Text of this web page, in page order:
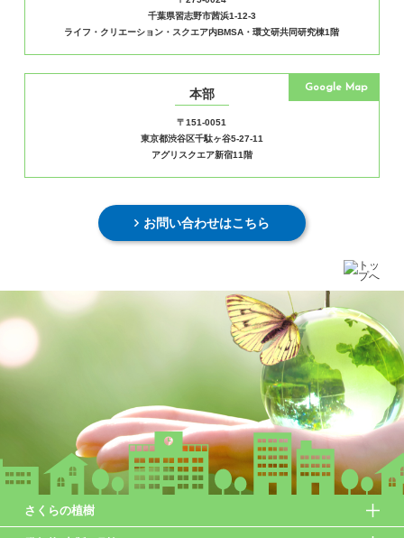
千葉県習志野市茜浜1-12-3
ライフ・クリエーション・スクエア内BMSA・環文研共同研究棟1階
本部
〒151-0051
東京都渋谷区千駄ヶ谷5-27-11
アグリスクエア新宿11階
Google Map
お問い合わせはこちら
さくらの植樹